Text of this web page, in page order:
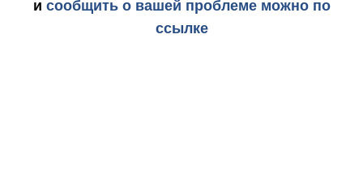
и сообщить о вашей проблеме можно по
ссылке